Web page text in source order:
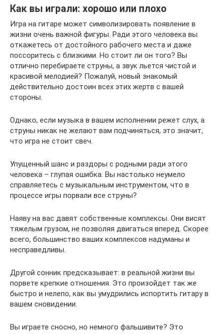
Как вы играли: хорошо или плохо
Игра на гитаре может символизировать появление в
жизни очень важной фигуры. Ради этого человека вы
откажетесь от достойного рабочего места и даже
поссоритесь с близкими. Но стоит ли он того? Вы
отлично перебираете струны, а звук льется чистой и
красивой мелодией? Пожалуй, новый знакомый
действительно достоин всех этих жертв с вашей
стороны.
Однако, если музыка в вашем исполнении режет слух, а
струны никак не желают вам подчиняться, это значит,
что игра не стоит свеч.
Упущенный шанс и раздоры с родными ради этого
человека – глупая ошибка. Вы настолько неумело
справляетесь с музыкальным инструментом, что в
процессе игры порвали все струны?
Наяву на вас давят собственные комплексы. Они висят
тяжелым грузом, не позволяя двигаться вперед. Скорее
всего, большинство ваших комплексов надуманы и
несправедливы.
Другой сонник предсказывает: в реальной жизни вы
порвете крепкие отношения. Это произойдет так же
быстро и нелепо, как вы умудрились испортить гитару в
вашем сновидении.
Вы играете сносно, но немного фальшивите? Это